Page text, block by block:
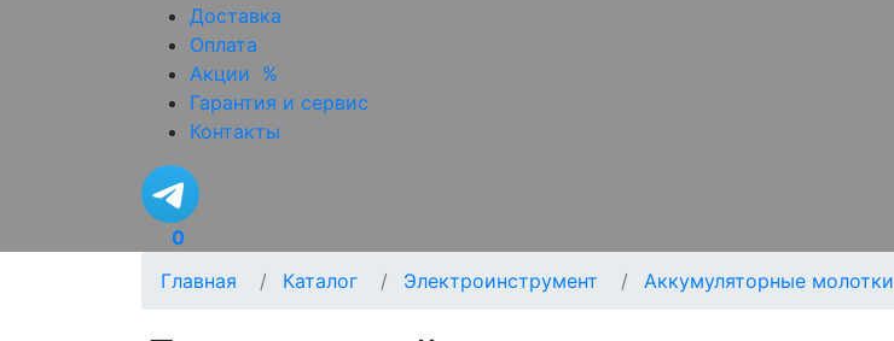
Доставка
Оплата
Акции %
Гарантия и сервис
Контакты
0
Главная
Каталог Электроинструмент Аккумуляторные молотки